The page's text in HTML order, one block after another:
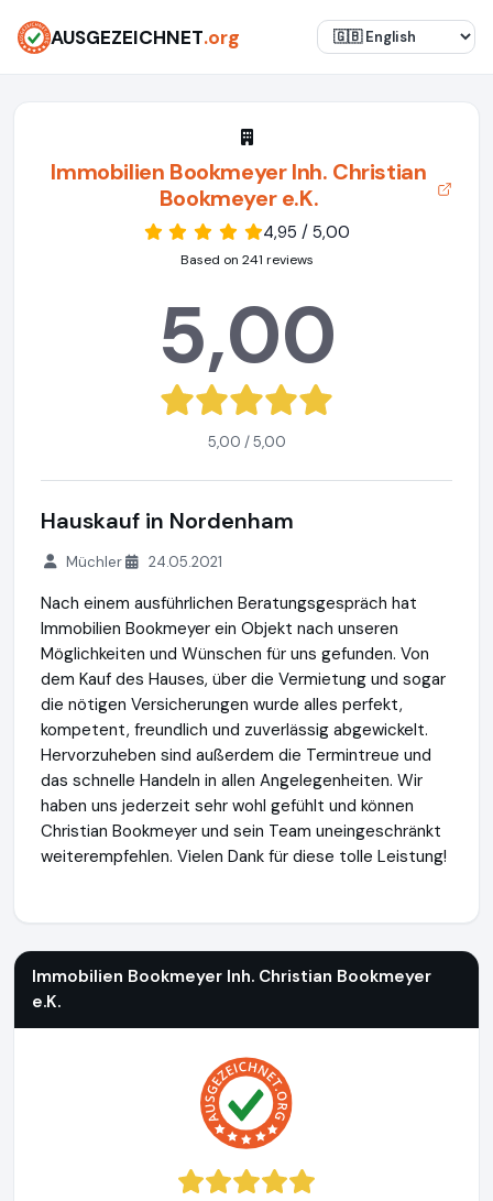
AUSGEZEICHNET.org
Immobilien Bookmeyer Inh. Christian
Bookmeyer e.K.
4,95 / 5,00
Based on 241 reviews
5,00
5,00 / 5,00
Hauskauf in Nordenham
Müchler 24.05.2021
Nach einem ausführlichen Beratungsgespräch hat
Immobilien Bookmeyer ein Objekt nach unseren
Möglichkeiten und Wünschen für uns gefunden. Von
dem Kauf des Hauses, über die Vermietung und sogar
die nötigen Versicherungen wurde alles perfekt,
kompetent, freundlich und zuverlässig abgewickelt.
Hervorzuheben sind außerdem die Termintreue und
das schnelle Handeln in allen Angelegenheiten. Wir
haben uns jederzeit sehr wohl gefühlt und können
Christian Bookmeyer und sein Team uneingeschränkt
weiterempfehlen. Vielen Dank für diese tolle Leistung!
Immobilien Bookmeyer Inh. Christian Bookmeyer
e.K.